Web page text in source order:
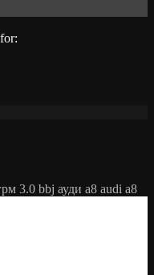
А8
3.0 bbj ауди а8 audi a8